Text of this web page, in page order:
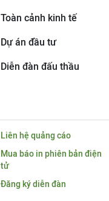
Toàn cảnh kinh tế
Dự án đầu tư
Diễn đàn đấu thầu
Liên hệ quảng cáo
Mua báo in phiên bản điện
tử
Đăng ký diễn đàn